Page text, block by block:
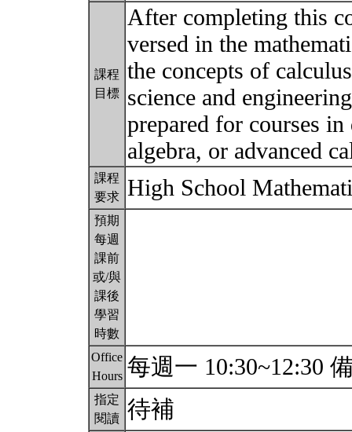
課程
目標
After completing this
versed in the
the concepts of
science and
prepared for courses
algebra, or advanced
課程
要求 High School
預期
每週
課前
或/與
課後
學習
時數
Office
Hours 每週一 10:30~12:30
指定
閱讀 待補